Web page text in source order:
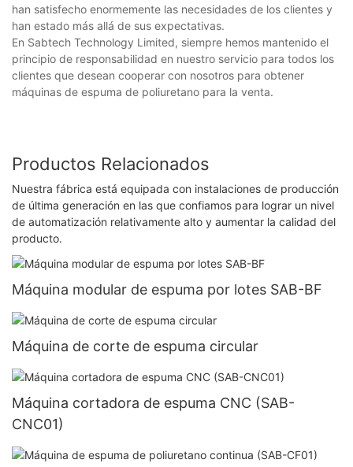
han satisfecho enormemente las necesidades de los clientes y
han estado más allá de sus expectativas.
En Sabtech Technology Limited, siempre hemos mantenido el
principio de responsabilidad en nuestro servicio para todos los
clientes que desean cooperar con nosotros para obtener
máquinas de espuma de poliuretano para la venta.
Productos Relacionados
Nuestra fábrica está equipada con instalaciones de producción
de última generación en las que confiamos para lograr un nivel
de automatización relativamente alto y aumentar la calidad del
producto.
Máquina modular de espuma por lotes SAB-BF
Máquina de corte de espuma circular
Máquina cortadora de espuma CNC (SAB-
CNC01)